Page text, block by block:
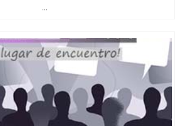
烫银复合重叠。 文字图案浮雕，激光
，温感，复印防伪）都有原版本文凭
了广大海外客户群体的认可，同时和
介， 同时能做到与时俱进，及时掌握
业证，成绩单，资格证，学生卡，结
书，在读证明等相关材料）的版本更
时间掌握的海外学历文凭的样版，尺
质，防伪技术等等，并在时间收集到
...